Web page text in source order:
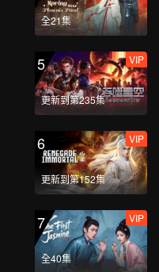
全21集
5
更新到第235集
VIP
6
更新到第152集
VIP
7
全40集
VIP